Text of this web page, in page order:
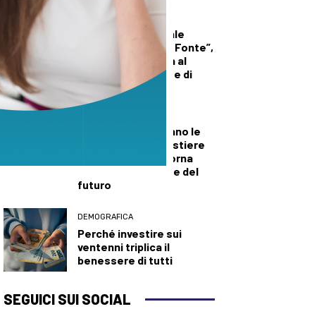
CULTURA ED EVENTI
Biblioteca comunale
“Bartolomeo Della Fonte”,
gli orari di apertura al
pubblico per il mese di
agosto
Al distretto mancano le
rammendine: il mestiere
tradizionale che torna
centrale nel tessile del
futuro
DEMOGRAFICA
Perché investire sui
ventenni triplica il
benessere di tutti
SEGUICI SUI SOCIAL